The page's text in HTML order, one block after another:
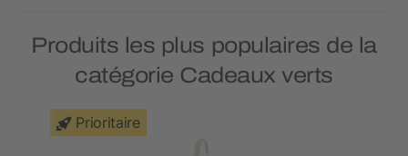
Produits les plus populaires de la
catégorie Cadeaux verts
Prioritaire